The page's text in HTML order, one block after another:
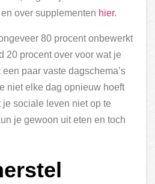
en over supplementen hier.
80 procent onbewerkt
20 procent over voor wat je
paar vaste dagschema’s
niet elke dag opnieuw hoeft
je sociale leven niet op te
je gewoon uit eten en toch